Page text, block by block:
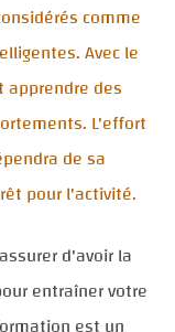
comme
Avec le
des
L'effort
de sa
pour l'activité.
d'avoir la
entraîner votre